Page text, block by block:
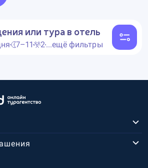
или тура в отель
7–11 2...ещё фильтры